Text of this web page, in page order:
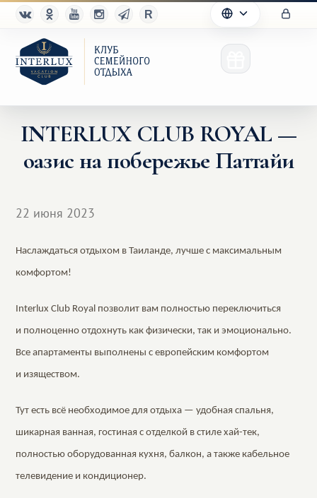
Клуб
Благотворительность
INTERLUX CLUB ROYAL —
оазис на побережье Паттайи
22 июня 2023
Наслаждаться отдыхом в Таиланде, лучше с максимальным
комфортом!
Interlux Club Royal позволит вам полностью переключиться
и полноценно отдохнуть как физически, так и эмоционально.
Все апартаменты выполнены с европейским комфортом
и изяществом.
Тут есть всё необходимое для отдыха — удобная спальня,
шикарная ванная, гостиная с отделкой в стиле хай-тек,
полностью оборудованная кухня, балкон, а также кабельное
телевидение и кондиционер.